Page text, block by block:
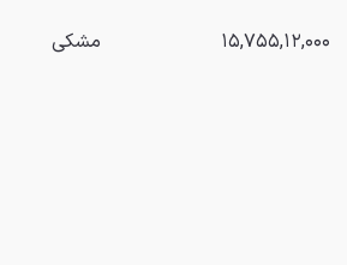
۱۵,۷۵۵,۱۲,۰۰۰ مشکی